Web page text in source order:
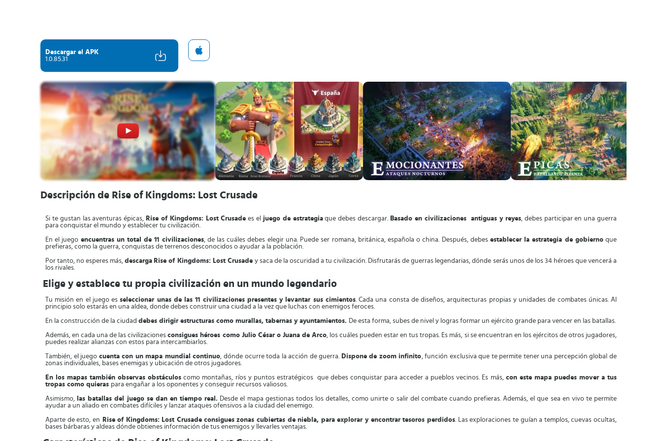
Descargar el APK
1.0.85.31
Descripción de Rise of Kingdoms: Lost Crusade
Si te gustan las aventuras épicas, Rise of Kingdoms: Lost Crusade es el juego de estrategiaque debes descargar. Basado en civilizaciones antiguas y reyes, debes participar en una guerra
para conquistar el mundo y establecer tu civilización.
En el juego encuentras un total de 11 civilizaciones, de las cuáles debes elegir una. Puede ser romana, británica, española o china. Después, debes establecer la estrategia de gobiernoque
prefieras, como la guerra, conquistas de terrenos desconocidos o ayudar a la población.
Por tanto, no esperes más,descarga Rise of Kingdoms: Lost Crusade y saca de la oscuridad a tu civilización. Disfrutarás de guerras legendarias, dónde serás unos de los 34 héroes que vencerá a
los rivales.
Elige y establece tu propia civilización en un mundo legendario
Tu misión en el juego esseleccionar unas de las 11 civilizaciones presentes y levantar sus cimientos. Cada una consta de diseños, arquitecturas propias y unidades de combates únicas. Al
principio solo estarás en una aldea, donde debes construir una ciudad a la vez que luchas con enemigos feroces.
En la construcción de la ciudad debes dirigir estructuras como murallas, tabernas y ayuntamientos. De esta forma, subes de nivel y logras formar un ejército grande para vencer en las batallas.
Además, en cada una de las civilizacionesconsigues héroes como Julio César o Juana de Arco, los cuáles pueden estar en tus tropas. Es más, si se encuentran en los ejércitos de otros jugadores,
puedes realizar alianzas con estos para intercambiarlos.
También, el juego cuenta con un mapa mundial continuo, dónde ocurre toda la acción de guerra. Dispone de zoom infinito, función exclusiva que te permite tener una percepción global de
zonas individuales, bases enemigas y ubicación de otros jugadores.
En los mapas también observas obstáculos como montañas, ríos y puntos estratégicos que debes conquistar para acceder a pueblos vecinos. Es más, con este mapa puedes mover a tus
tropas como quieras para engañar a los oponentes y conseguir recursos valiosos.
Asimismo, las batallas del juego se dan en tiempo real. Desde el mapa gestionas todos los detalles, como unirte o salir del combate cuando prefieras. Además, el que sea en vivo te permite
ayudar a un aliado en combates difíciles y lanzar ataques ofensivos a la ciudad del enemigo.
Aparte de esto, en Rise of Kingdoms: Lost Crusade consigues zonas cubiertas de niebla, para explorar y encontrar tesoros perdidos. Las exploraciones te guían a templos, cuevas ocultas,
bases bárbaras y aldeas dónde obtienes información de tus enemigos y llevarles ventajas.